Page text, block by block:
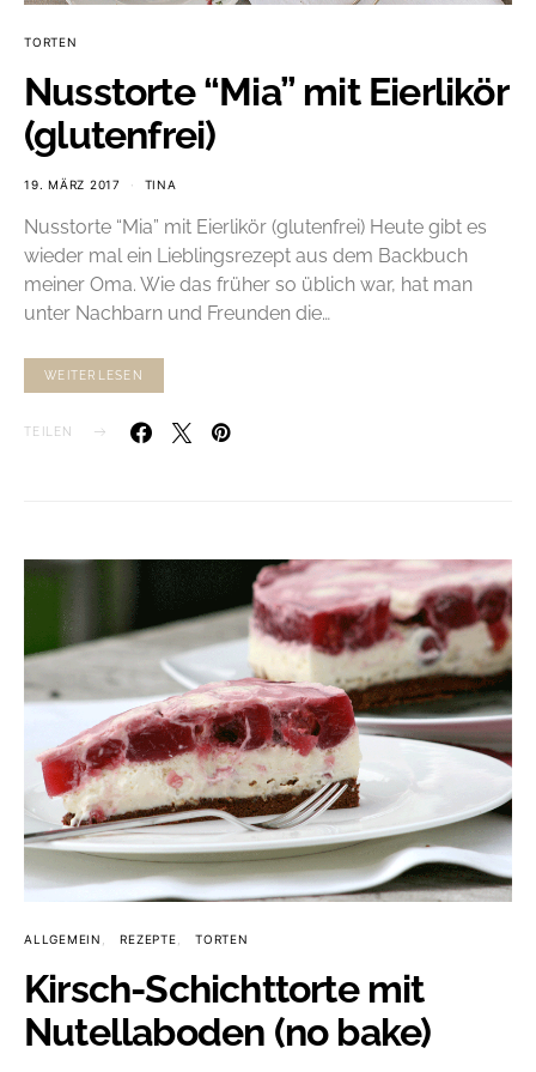
TORTEN
Nusstorte “Mia” mit Eierlikör
(glutenfrei)
19. MÄRZ 2017 TINA
Nusstorte “Mia” mit Eierlikör (glutenfrei) Heute gibt es
wieder mal ein Lieblingsrezept aus dem Backbuch
meiner Oma. Wie das früher so üblich war, hat man
unter Nachbarn und Freunden die…
WEITERLESEN
TEILEN
ALLGEMEIN REZEPTE TORTEN
Kirsch-Schichttorte mit
Nutellaboden (no bake)